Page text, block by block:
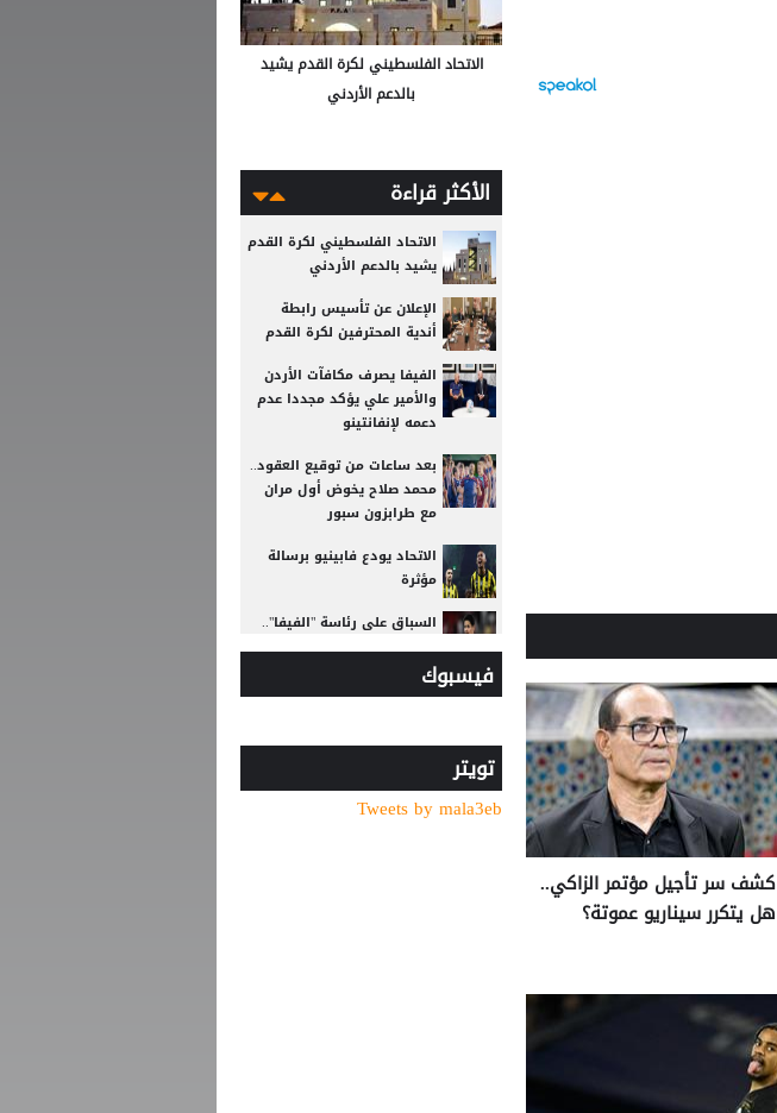
كشف سر تأجيل مؤتمر الزاكي..
هل يتكرر سيناريو عموتة؟
الاتحاد الفلسطيني لكرة القدم يشيد
بالدعم الأردني
الأكثر قراءة
الاتحاد الفلسطيني لكرة القدم
يشيد بالدعم الأردني
الإعلان عن تأسيس رابطة
أندية المحترفين لكرة القدم
الفيفا يصرف مكافآت الأردن
والأمير علي يؤكد مجددا عدم
دعمه لإنفانتينو
بعد ساعات من توقيع العقود..
محمد صلاح يخوض أول مران
مع طرابزون سبور
الاتحاد يودع فابينيو برسالة
مؤثرة
السباق على رئاسة "الفيفا"..
يعارض ترشيح القطري الخليفي
الاتحاد الأوروبي لكرة القدم
فيسبوك
تويتر
Tweets by mala3eb